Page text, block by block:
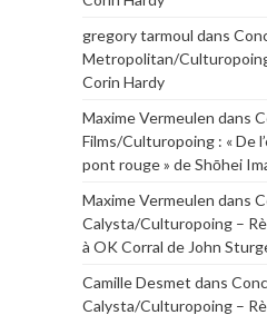
gregory tarmoul dans
Metropolitan/
Corin Hardy
Maxime Vermeulen dans
Films/Culturopoing : « De
pont rouge » de Shōhei
Maxime Vermeulen dans
Calysta/Culturopoing –
à OK Corral de John
Camille Desmet dans
Calysta/Culturopoing –